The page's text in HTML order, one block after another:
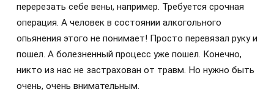
перерезать себе вены, например. Требуется срочная
операция. А человек в состоянии алкогольного
опьянения этого не понимает! Просто перевязал руку и
пошел. А болезненный процесс уже пошел. Конечно,
никто из нас не застрахован от травм. Но нужно быть
очень, очень внимательным.